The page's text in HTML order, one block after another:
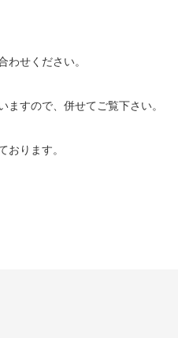
わせください。
すので、併せてご覧下さい。
ります。